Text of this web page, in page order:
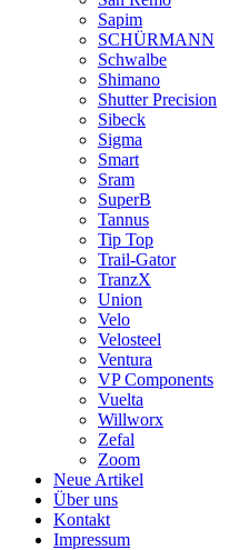
Sapim
SCHÜRMANN
Schwalbe
Shimano
Shutter Precision
Sibeck
Sigma
Smart
Sram
SuperB
Tannus
Tip Top
Trail-Gator
TranzX
Union
Velo
Velosteel
Ventura
VP Components
Vuelta
Willworx
Zefal
Zoom
Neue Artikel
Über uns
Kontakt
Impressum